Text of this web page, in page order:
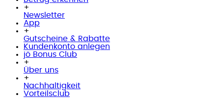
+
Newsletter
App
+
Gutscheine & Rabatte
Kundenkonto anlegen
jö Bonus Club
+
Über uns
+
Nachhaltigkeit
Vorteilsclub